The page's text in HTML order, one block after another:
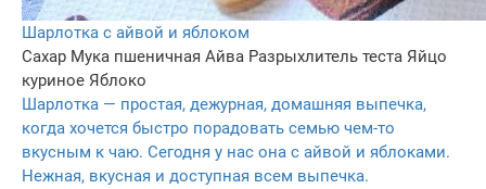
Шарлотка с айвой и яблоком
Сахар Мука пшеничная Айва Разрыхлитель теста Яйцо
куриное Яблоко
Шарлотка — простая, дежурная, домашняя выпечка,
когда хочется быстро порадовать семью чем-то
вкусным к чаю. Сегодня у нас она с айвой и яблоками.
Нежная, вкусная и доступная всем выпечка.